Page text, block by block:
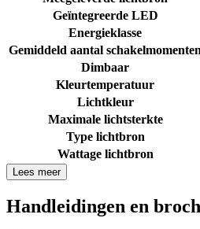
Geïntegreerde LED
Energieklasse
Gemiddeld aantal schakelmomenten
Dimbaar
Kleurtemperatuur
Lichtkleur
Maximale lichtsterkte
Type lichtbron
Wattage lichtbron
Lees meer
Handleidingen en